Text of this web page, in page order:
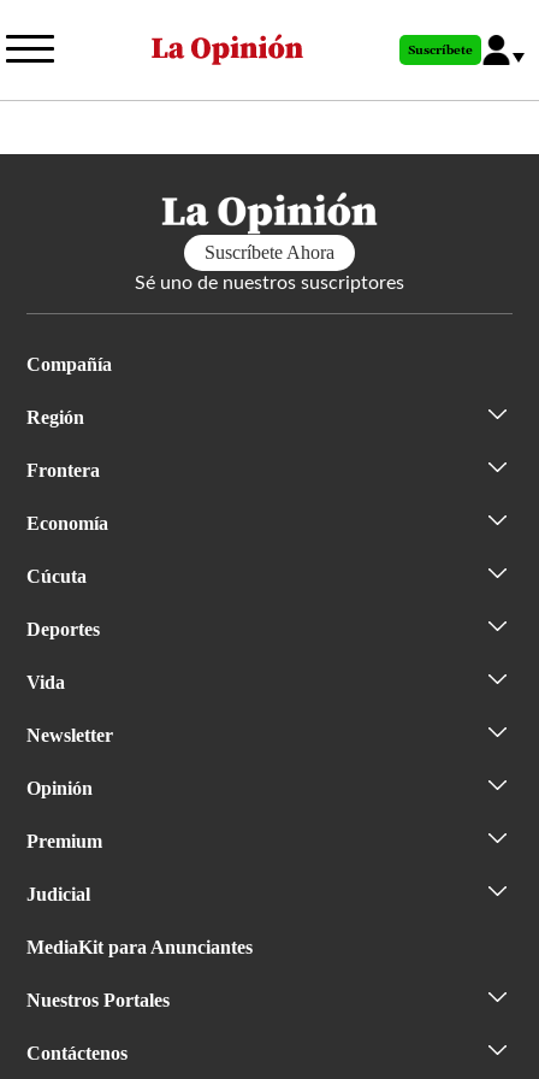
al
principal
Suscríbete
Suscríbete Ahora
Sé uno de nuestros suscriptores
Compañía
Región
Frontera
Economía
Cúcuta
Deportes
Vida
Newsletter
Opinión
Premium
Judicial
MediaKit para Anunciantes
Nuestros Portales
Contáctenos